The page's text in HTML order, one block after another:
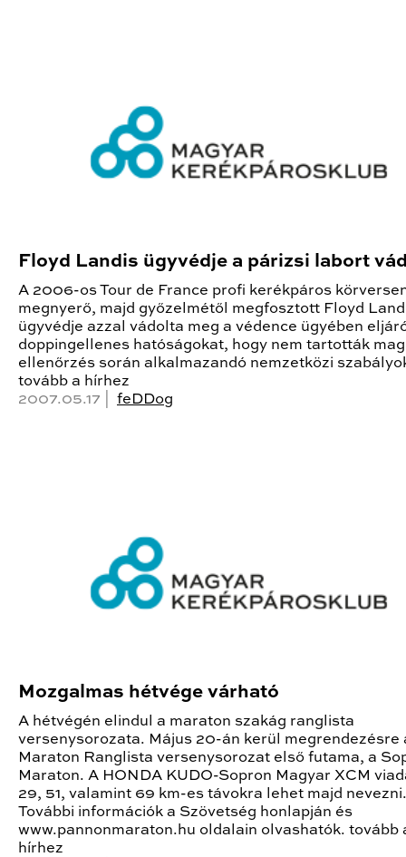
Floyd Landis ügyvédje a párizsi labort
A 2006-os Tour de France profi kerékpáros
megnyerő, majd győzelmétől megfosztott Floyd
ügyvédje azzal vádolta meg a védence ügyében
doppingellenes hatóságokat, hogy nem tartották
ellenőrzés során alkalmazandó nemzetközi
tovább a hírhez
2007.05.17 | feDDog
Mozgalmas hétvége várható
A hétvégén elindul a maraton szakág ranglista
versenysorozata. Május 20-án kerül megrendezésre
Maraton Ranglista versenysorozat első futama, a
Maraton. A HONDA KUDO-Sopron Magyar XCM
29, 51, valamint 69 km-es távokra lehet majd nevezni.
További információk a Szövetség honlapján és
www.pannonmaraton.hu oldalain olvashatók. tovább
hírhez